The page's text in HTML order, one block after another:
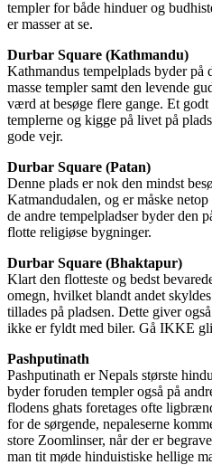
templer for både hinduer og
er masser at se.
Durbar Square (Kathmandu)
Kathmandus tempelplads byder på
masse templer samt den levende
værd at besøge flere gange. Et
templerne og kigge på livet på
gode vejr.
Durbar Square (Patan)
Denne plads er nok den mindst
Katmandudalen, og er måske
de andre tempelpladser byder den
flotte religiøse bygninger.
Durbar Square (Bhaktapur)
Klart den flotteste og bedst
omegn, hvilket blandt andet
tillades på pladsen. Dette giver
ikke er fyldt med biler. Gå IKKE
Pashputinath
Pashputinath er Nepals største
byder foruden templer også på
flodens ghats foretages ofte
for de sørgende, nepaleserne
store Zoomlinser, når der er
man tit møde hinduistiske hellige